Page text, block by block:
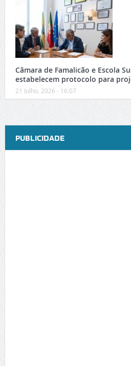
Câmara de Famalicão e Escola
estabelecem protocolo para
21 Julho, 2026 - 16:07
PUBLICIDADE